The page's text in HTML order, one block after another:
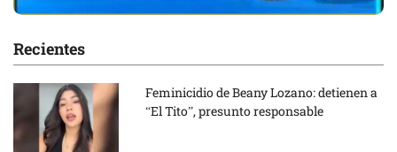
Recientes
Feminicidio de Beany Lozano: detienen a
“El Tito”, presunto responsable